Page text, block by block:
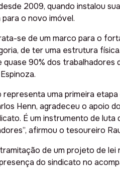
2009, quando instalou
o novo imóvel.
se de um marco para o
de ter uma estrutura
90% dos
uma primeira
Henn, agradeceu o
É um instrumento de
afirmou o tesoureiro
de um projeto de
do sindicato no